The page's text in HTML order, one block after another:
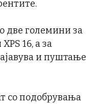
две големини за
16, а за
и пуштање
со подобрувања